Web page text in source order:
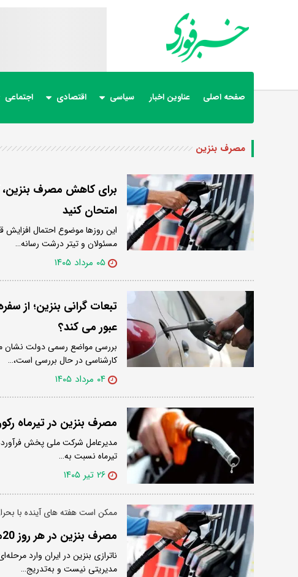
صفحه اصلی عناوین اخبار سیاسی اقتصادی اجتماعی
مصرف بنزین
برای کاهش مصرف
امتحان کنید
این روزها موضوع احتمال
مسئولان و تیتر درشت رسانه…
۰۵ مرداد ۱۴۰۵
تبعات گرانی بنزین؛ از
عبور می‌ کند؟
بررسی مواضع رسمی دولت نشان
کارشناسی در حال بررسی است،…
۰۴ مرداد ۱۴۰۵
مصرف بنزین در تیرماه
تیرماه نسبت به…
۲۶ تیر ۱۴۰۵
ممکن است هفته های آینده با
مصرف بنزین در هر روز 20میلیون لیتر بیش از تولید است
ناترازی بنزین در ایران وارد
مدیریتی نیست و به‌تدریج…